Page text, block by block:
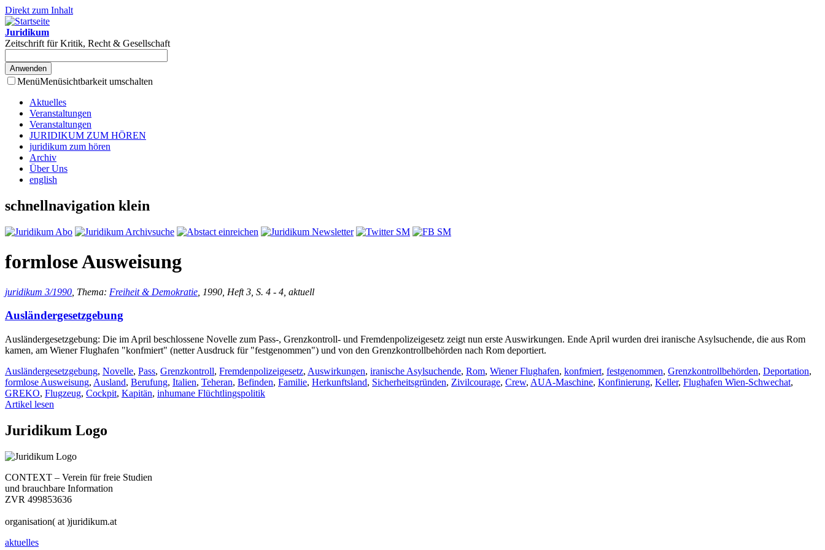
Direkt zum Inhalt
Juridikum
Zeitschrift für Kritik, Recht & Gesellschaft
MenüMenüsichtbarkeit umschalten
Aktuelles
Veranstaltungen
Veranstaltungen
JURIDIKUM ZUM HÖREN
juridikum zum hören
Archiv
Über Uns
english
schnellnavigation klein
formlose Ausweisung
juridikum 3/1990 , Thema: Freiheit & Demokratie , 1990, Heft 3, S. 4 - 4, aktuell
Ausländergesetzgebung
Ausländergesetzgebung: Die im April beschlossene Novelle zum Pass-, Grenzkontroll- und Fremdenpolizeigesetz zeigt nun erste Auswirkungen. Ende April wurden drei iranische Asylsuchende, die aus Rom
kamen, am Wiener Flughafen "konfmiert" (netter Ausdruck für "festgenommen") und von den Grenzkontrollbehörden nach Rom deportiert.
Ausländergesetzgebung, Novelle, Pass, Grenzkontroll, Fremdenpolizeigesetz, Auswirkungen, iranische Asylsuchende, Rom, Wiener Flughafen, konfmiert, festgenommen, Grenzkontrollbehörden, Deportation,
formlose Ausweisung, Ausland, Berufung, Italien, Teheran, Befinden, Familie, Herkunftsland, Sicherheitsgründen, Zivilcourage, Crew, AUA-Maschine, Konfinierung, Keller, Flughafen Wien-Schwechat,
GREKO, Flugzeug, Cockpit, Kapitän, inhumane Flüchtlingspolitik
Artikel lesen
Juridikum Logo
CONTEXT – Verein für freie Studien
und brauchbare Information
ZVR 499853636
organisation( at )juridikum.at
aktuelles